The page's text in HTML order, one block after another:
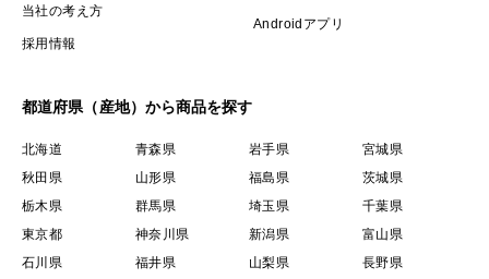
当社の考え方
採用情報
Androidアプリ
都道府県（産地）から商品を探す
北海道 青森県 岩手県
宮城県
秋田県
山形県 福島県
茨城県
栃木県
群馬県 埼玉県
千葉県
東京都
神奈川県 新潟県
富山県
石川県
福井県 山梨県
長野県